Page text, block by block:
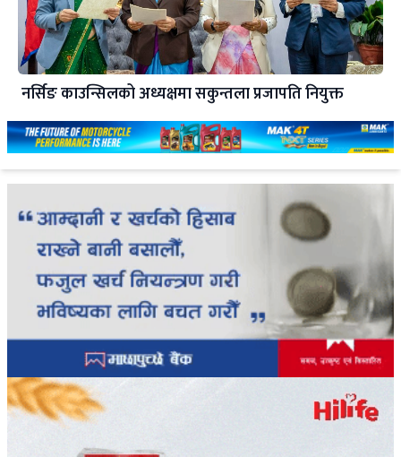
नर्सिङ काउन्सिलको अध्यक्षमा सकुन्तला प्रजापति नियुक्त